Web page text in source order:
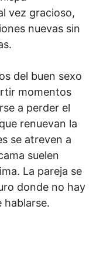
vez gracioso,
nuevas sin
del buen sexo
momentos
a perder el
renuevan la
se atreven a
suelen
La pareja se
donde no hay
hablarse.